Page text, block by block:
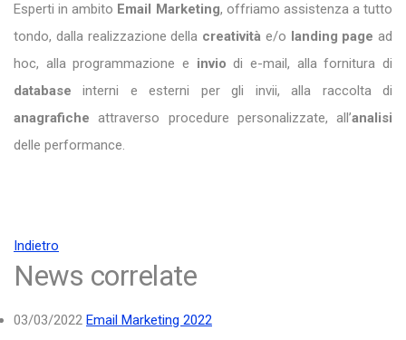
Esperti in ambito Email Marketing, offriamo assistenza a tutto
tondo, dalla realizzazione della creatività e/o landing page ad
hoc, alla programmazione e inviodi e-mail, alla fornitura di
databaseinterni e esterni per gli invii, alla raccolta di
anagraficheattraverso procedure personalizzate, all’analisi
delle performance.
Indietro
News correlate
03/03/2022 Email Marketing 2022